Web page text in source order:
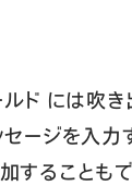
ルド には吹
セージを入
することもで